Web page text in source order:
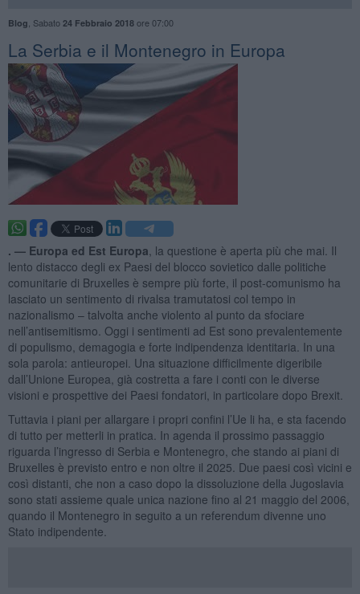
Blog Sabato 24 Febbraio 2018ore 07:00
La Serbia e il Montenegro in Europa
. — Europa ed Est Europa , la questione è aperta più che mai. Il
lento distacco degli ex Paesi del blocco sovietico dalle politiche
comunitarie di Bruxelles è sempre più forte, il post-comunismo ha
lasciato un sentimento di rivalsa tramutatosi col tempo in
nazionalismo – talvolta anche violento al punto da sfociare
nell’antisemitismo. Oggi i sentimenti ad Est sono prevalentemente
di populismo, demagogia e forte indipendenza identitaria. In una
sola parola: antieuropei. Una situazione difficilmente digeribile
dall’Unione Europea, già costretta a fare i conti con le diverse
visioni e prospettive dei Paesi fondatori, in particolare dopo Brexit.
Tuttavia i piani per allargare i propri confini l’Ue li ha, e sta facendo
di tutto per metterli in pratica. In agenda il prossimo passaggio
riguarda l’ingresso di Serbia e Montenegro, che stando ai piani di
Bruxelles è previsto entro e non oltre il 2025. Due paesi così vicini e
così distanti, che non a caso dopo la dissoluzione della Jugoslavia
sono stati assieme quale unica nazione fino al 21 maggio del 2006,
quando il Montenegro in seguito a un referendum divenne uno
Stato indipendente.